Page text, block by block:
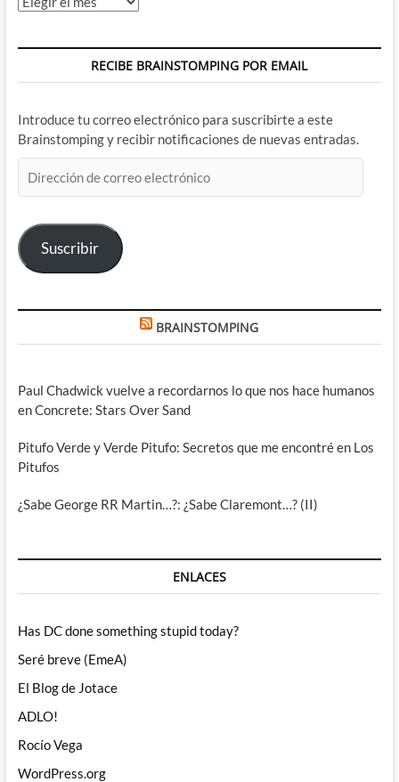
RECIBE BRAINSTOMPING POR EMAIL
Introduce tu correo electrónico para suscribirte a este
Brainstomping y recibir notificaciones de nuevas entradas.
de
electrónico
Suscribir
BRAINSTOMPING
Paul Chadwick vuelve a recordarnos lo que nos hace humanos
en Concrete: Stars Over Sand
Pitufo Verde y Verde Pitufo: Secretos que me encontré en Los
Pitufos
¿Sabe George RR Martin…?: ¿Sabe Claremont…? (II)
ENLACES
Has DC done something stupid today?
Seré breve (EmeA)
El Blog de Jotace
ADLO!
Rocío Vega
WordPress.org